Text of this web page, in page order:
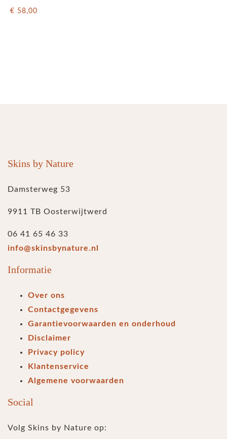
€ 58,00
Skins by Nature
Damsterweg 53
9911 TB Oosterwijtwerd
06 41 65 46 33
info@skinsbynature.nl
Informatie
Over ons
Contactgegevens
Garantievoorwaarden en onderhoud
Disclaimer
Privacy policy
Klantenservice
Algemene voorwaarden
Social
Volg Skins by Nature op: